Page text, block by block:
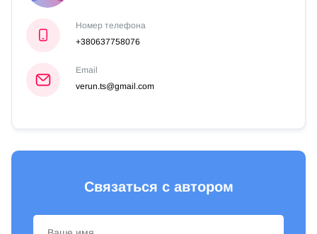
Номер телефона
+380637758076
Email
verun.ts@gmail.com
Связаться с автором